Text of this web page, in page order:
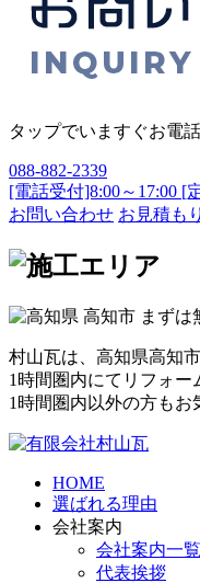
タップでいますぐお電
088-882-2339
[電話受付]8:00～17:00 [
お問い合わせ お見積もり
村山瓦は、高知県高知
1時間圏内にてリフォー
1時間圏内以外の方もお
HOME
選ばれる理由
会社案内
会社案内一覧
代表挨拶